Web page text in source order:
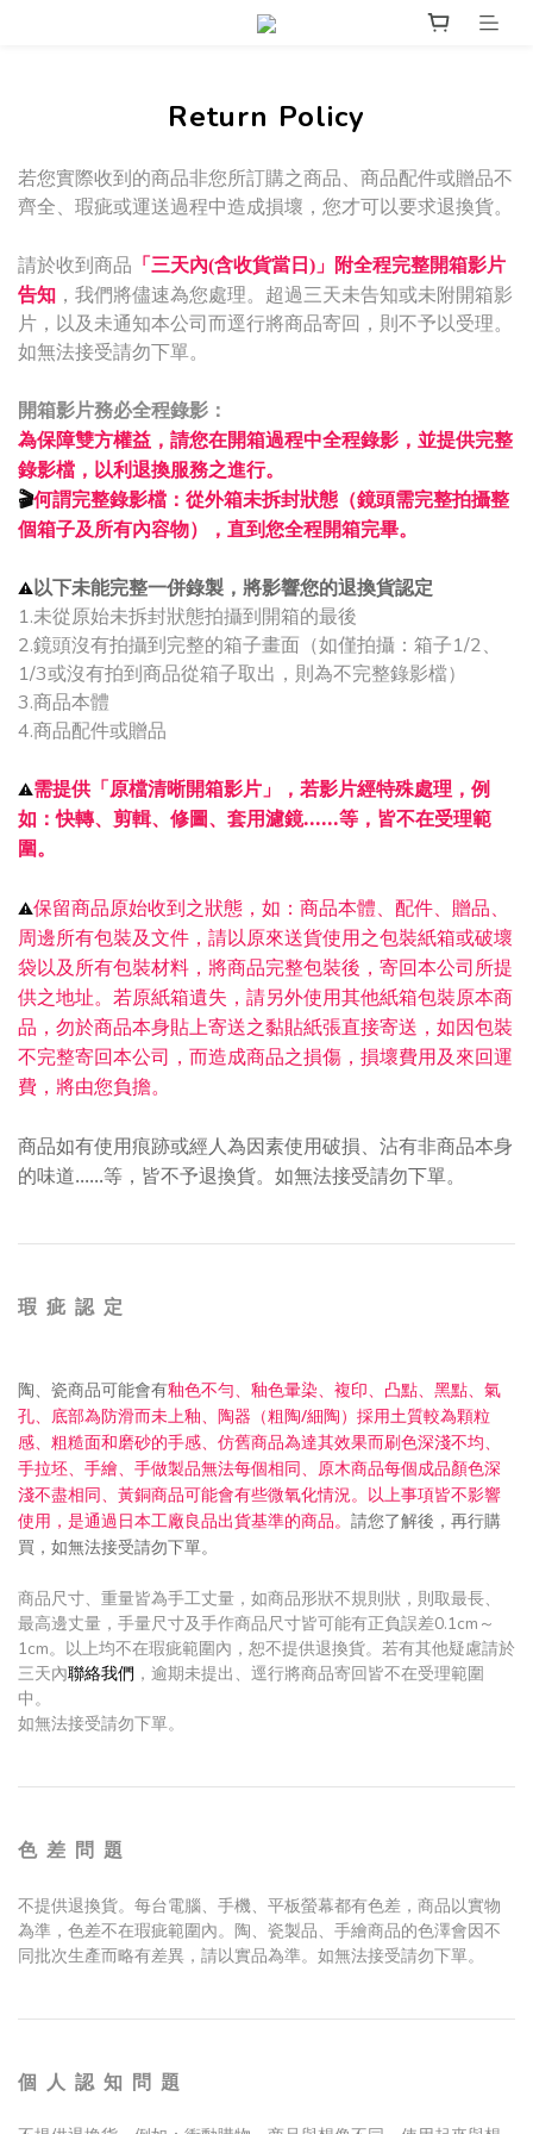
Return Policy
若您實際收到的商品非您所訂購之商品、商品配件或贈品不
齊全、瑕疵或運送過程中造成損壞，您才可以要求退換貨。
請於收到商品 「 三天內(含收貨當日)」附全程完整開箱影片
告知 ，我們將儘速為您處理。超過三天未告知或未附開箱影
片，以及未通知本公司而逕行將商品寄回，則不予以受理。
如無法接受請勿下單。
開箱影片務必全程錄影：
為保障雙方權益，請您在開箱過程中全程錄影，並提供完整
錄影檔，以利退換服務之進行。
🎬何謂完整錄影檔： 從外箱未拆封狀態（鏡頭需完整拍攝整
個箱子及所有內容物）
，直到您全程開箱完畢。
⚠️以下未能完整一併錄製， 將影響您的退換貨認定
1.未從原始未拆封狀態拍攝到開箱的最後
2.鏡頭沒有拍攝到完整的箱子畫面（如僅拍攝：箱子1/2、
1/3或沒有拍到商品從箱子取出，則為不完整錄影檔）
3.商品本體
4.商品配件或贈品
⚠️需提供「原檔清晰開箱影片 」， 若影片經特殊處理，例
如：快轉、剪輯、修圖、套用濾鏡......等，皆不在受理範
圍。
⚠️保留商品原始收到之狀態，如： 商品本體、配件、贈品、
周邊所有包裝及文件，請以原來送貨使用之包裝紙箱或破壞
袋以及所有包裝材料，將商品完整包裝後，寄回本公司所提
供之地址。 若原紙箱遺失，請另外使用其他紙箱包裝原本商
品， 勿於商品本身貼上寄送之黏貼紙張直接寄送，如因包裝
不完整寄回本公司，而造成商品之損傷，損壞費用及來回運
費，將由您負擔。
商品如有使用痕跡或經人為因素使用破損、沾有非商品本身
的味道......等，皆不予退換貨。 如無法接受請勿下單。
瑕 疵 認 定
陶、瓷商品可能會有釉色不勻、釉色暈染、複印、凸點、黑點、氣
孔、底部為防滑而未上釉、 陶器（粗陶/細陶）採用土質較為顆粒
感、粗糙面和磨砂的手感、仿舊商品為達其效果而刷色深淺不均、
手拉坯、手繪、手做製品無法每個相同、原木商品每個成品顏色深
淺不盡相同、 黃銅商品可能會有些微氧化情況。以上事項皆不影響
使用，是通過日本工廠良品出貨基準的商品。 請您了解後，再行購
買， 如無法接受請勿下單。
商品尺寸、重量皆為手工丈量，如商品形狀不規則狀，則取最長、
最高邊丈量，手量尺寸及手作商品尺寸皆可能有正負誤差0.1cm～
1cm。以上均不在瑕疵範圍內，恕不提供退換貨。若有其他疑慮請於
三天內聯絡我們 ，逾期未提出、逕行將商品寄回皆不在受理範圍
中。
如無法接受請勿下單。
色 差 問 題
不提供退換貨。每台電腦、手機、平板螢幕都有色差，商品以實物
為準，色差不在瑕疵範圍內。陶、瓷製品、手繪商品的色澤會因不
同批次生產而略有差異，請以實品為準。如無法接受請勿下單。
個 人 認 知 問 題